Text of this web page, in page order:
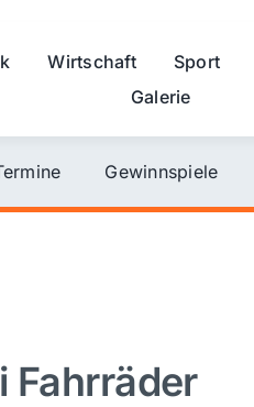
Wirtschaft Sport
Galerie
Gewinnspiele
Fahrräder